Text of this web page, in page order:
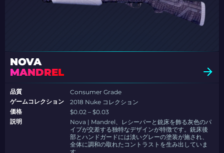
NOVA
MANDREL
品質
Consumer Grade
ゲームコレクション
2018 Nuke コレクション
価格
$0.02 – $0.03
説明
Nova | Mandrel、レシーバーと銃床を飾る灰色のパ
イプが交差する独特なデザインが特徴です。銃床後
部とハンドガードには淡いグレーの塗装が施され、
全体に調和の取れたコントラストを生み出していま